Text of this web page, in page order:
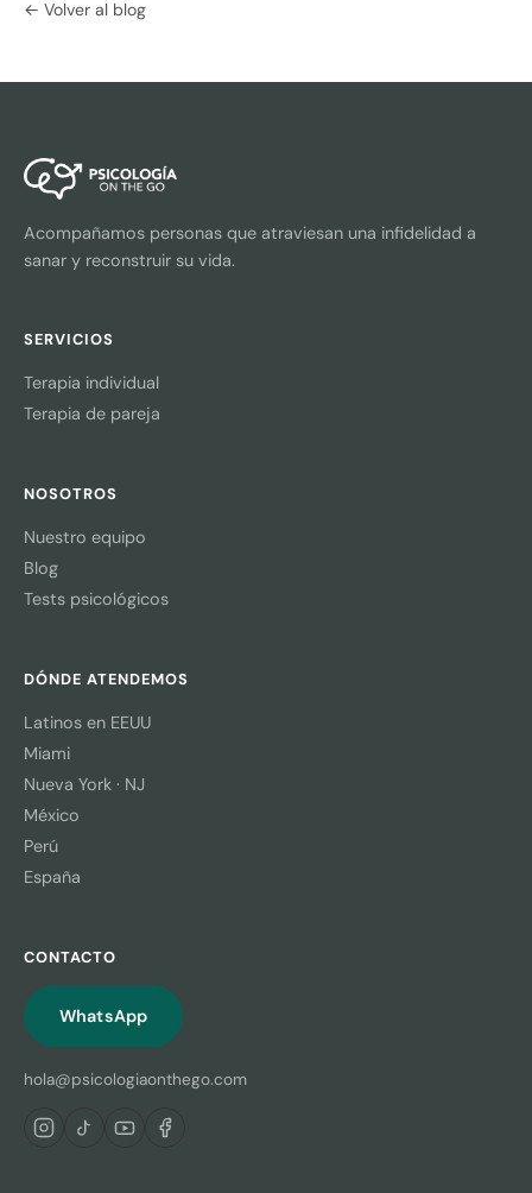
← Volver al blog
Acompañamos personas que atraviesan una infidelidad a
sanar y reconstruir su vida.
SERVICIOS
Terapia individual
Terapia de pareja
NOSOTROS
Nuestro equipo
Blog
Tests psicológicos
DÓNDE ATENDEMOS
Latinos en EEUU
Miami
Nueva York · NJ
México
Perú
España
CONTACTO
WhatsApp
hola@psicologiaonthego.com